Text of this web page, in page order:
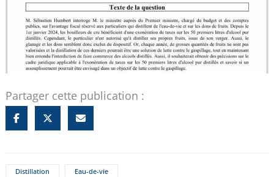
Partager cette publication :
Distillation Eau-de-vie